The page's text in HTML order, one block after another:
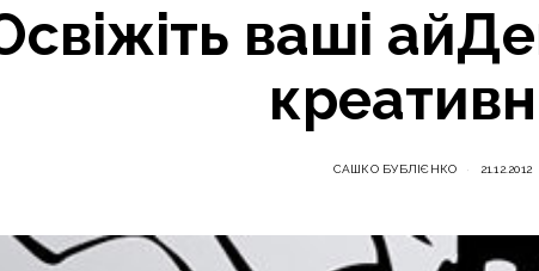
ваші
САШКО БУБЛІЄНКО 21.12.2012